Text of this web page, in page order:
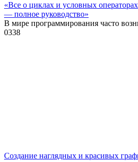
«Все о циклах и условных
— полное руководство»
В мире программирования часто
0338
Создание наглядных и красивых